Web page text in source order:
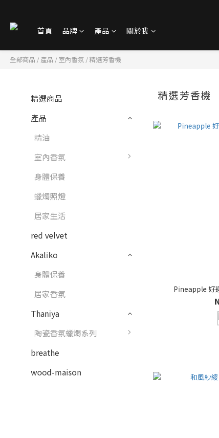
首頁 品牌 產品 關於我
全部商品 / 產品 / 室內香氛 /精選芳香機
精選商品
產品
精油
室內香氛
身體保養
蠟燭照燈
居家生活
red velvet
Akaliko
身體保養
居家香氛
Thaniya
陶瓷香氛蠟燭系列
breathe
wood-maison
精選芳香機
Pineapple 好